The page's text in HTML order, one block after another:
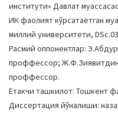
институти» Давлат
ИК фаолият кўрсатаётган
миллий университети,
Расмий оппонентлар:
проффессор;
проффессор.
Етакчи ташкилот: Тошкент
Диссертация йўналиши: